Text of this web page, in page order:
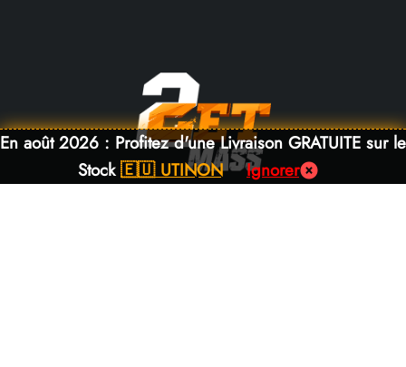
En août 2026 : Profitez d'une Livraison GRATUITE sur le
Stock🇪🇺 UTINON Ignorer